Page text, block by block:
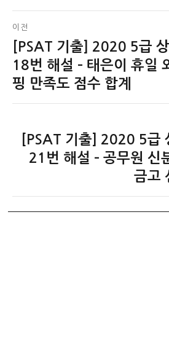
글
탐
색
이전
이
전
글:
[PSAT 기출] 2020 5급
18번 해설 – 태은이 휴일
핑 만족도 점수 합계
[PSAT 기출] 2020 5급
21번 해설 – 공무원 신
금고